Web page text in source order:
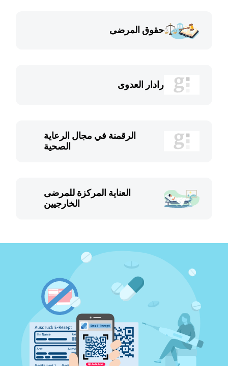
حقوق المرضى
رادار العدوى
الرقمنة في مجال الرعاية
الصحية
العناية المركزة للمرضى
الخارجيين